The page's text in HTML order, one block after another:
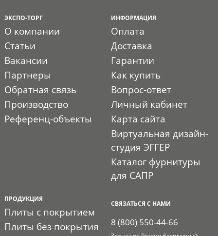
ЭКСПО-ТОРГ
О компании
Статьи
Вакансии
Партнеры
Обратная связь
Производство
Референц-объекты
ИНФОРМАЦИЯ
Оплата
Доставка
Гарантии
Как купить
Вопрос-ответ
Личный кабинет
Карта сайта
Виртуальная дизайн-
студия ЭГГЕР
Каталог фурнитуры
для САПР
ПРОДУКЦИЯ
Плиты с покрытием
Плиты без покрытия
СВЯЗАТЬСЯ С НАМИ
8 (800) 550-44-66